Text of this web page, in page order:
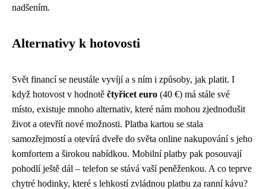
nadšením.
Alternativy k hotovosti
Svět financí se neustále vyvíjí a s ním i způsoby, jak platit. I
když hotovost v hodnotě čtyřicet euro (40 €) má stále své
místo, existuje mnoho alternativ, které nám mohou zjednodušit
život a otevřít nové možnosti. Platba kartou se stala
samozřejmostí a otevírá dveře do světa online nakupování s jeho
komfortem a širokou nabídkou. Mobilní platby pak posouvají
pohodlí ještě dál – telefon se stává vaší peněženkou. A co teprve
chytré hodinky, které s lehkostí zvládnou platbu za ranní kávu?